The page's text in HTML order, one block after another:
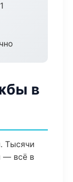
в
Тысячи
— всё в